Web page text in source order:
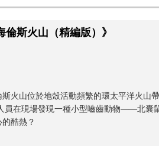
倫斯火山（精編版）》
斯火山位於地殼活動頻繁的環太平洋火山
員在現場發現一種小型嚙齒動物——北囊
酷熱？